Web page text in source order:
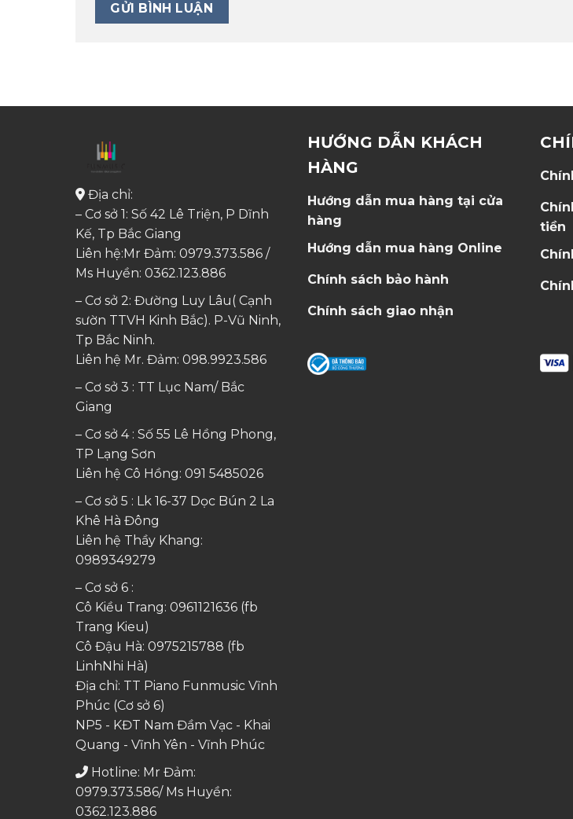
Địa chỉ:
– Cơ sở 1: Số 42 Lê Triện, P Dĩnh
Kế, Tp Bắc Giang
Liên hệ:Mr Đảm: 0979.373.586 /
Ms Huyền: 0362.123.886
– Cơ sở 2: Đường Luy Lâu( Cạnh
sườn TTVH Kinh Bắc). P-Vũ Ninh,
Tp Bắc Ninh.
Liên hệ Mr. Đảm: 098.9923.586
– Cơ sở 3 : TT Lục Nam/ Bắc
Giang
– Cơ sở 4 : Số 55 Lê Hồng Phong,
TP Lạng Sơn
Liên hệ Cô Hồng: 091 5485026
– Cơ sở 5 : Lk 16-37 Dọc Bún 2 La
Khê Hà Đông
Liên hệ Thầy Khang:
0989349279
– Cơ sở 6 :
Cô Kiều Trang: 0961121636(fb
Trang Kieu)
Cô Đậu Hà: 0975215788 (fb
LinhNhi Hà)
Địa chỉ: TT Piano Funmusic Vĩnh
Phúc (Cơ sở 6)
NP5 - KĐT Nam Đầm Vạc - Khai
Quang - Vĩnh Yên - Vĩnh Phúc
Hotline: Mr Đảm:
0979.373.586/ Ms Huyền:
0362.123.886
HƯỚNG DẪN KHÁCH
HÀNG
Hướng dẫn mua hàng tại cửa
hàng
Hướng dẫn mua hàng Online
Chính sách bảo hành
Chính sách giao nhận
tiền